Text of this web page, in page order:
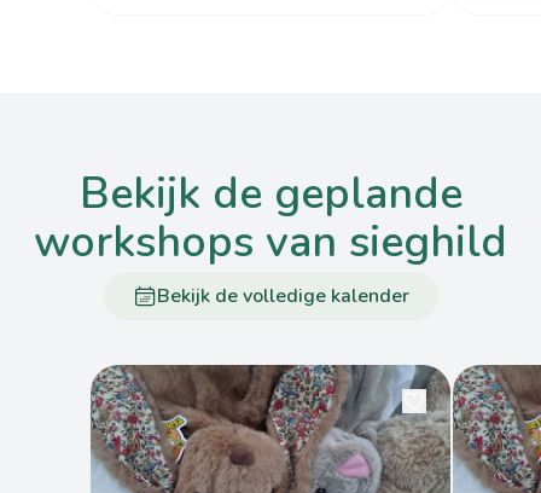
bekijk de geplande
workshops van sieghild
Bekijk de volledige kalender